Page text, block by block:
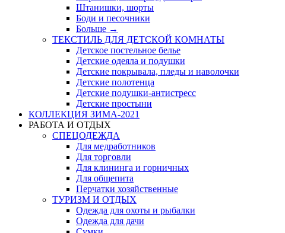
Штанишки, шорты
Боди и песочники
Больше →
ТЕКСТИЛЬ ДЛЯ ДЕТСКОЙ КОМНАТЫ
Детское постельное белье
Детские одеяла и подушки
Детские покрывала, пледы и наволочки
Детские полотенца
Детские подушки-антистресс
Детские простыни
КОЛЛЕКЦИЯ ЗИМА-2021
РАБОТА И ОТДЫХ
СПЕЦОДЕЖДА
Для медработников
Для торговли
Для клининга и горничных
Для общепита
Перчатки хозяйственные
ТУРИЗМ И ОТДЫХ
Одежда для охоты и рыбалки
Одежда для дачи